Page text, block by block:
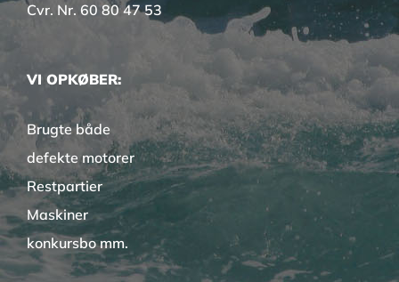
Cvr. Nr. 60 80 47 53
VI OPKØBER:
Brugte både
defekte motorer
Restpartier
Maskiner
konkursbo mm.